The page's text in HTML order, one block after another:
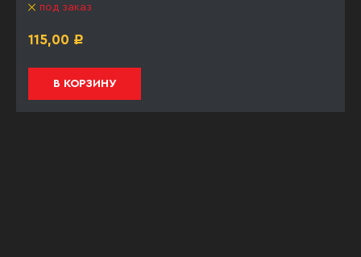
под заказ
115,00 Р
В КОРЗИНУ